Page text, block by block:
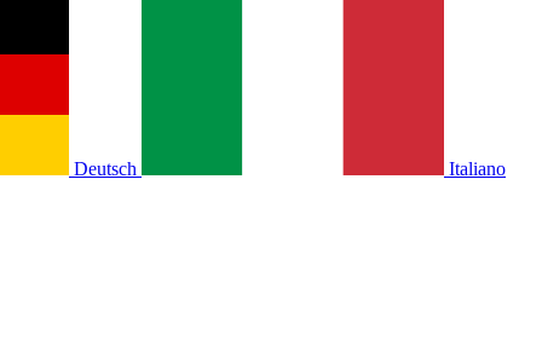
Deutsch
Italiano